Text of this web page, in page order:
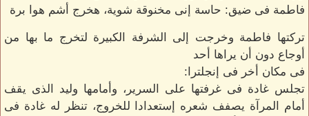
فاطمة فى ضيق: حاسة إنى مخنوقة شوية، هخرج أشم هوا برة
تركتها فاطمة وخرجت إلى الشرفة الكبيرة لتخرج ما بها من
أوجاع دون أن يراها أحد
فى مكان أخر فى إنجلترا:
تجلس غادة فى غرفتها على السرير، وأمامها وليد الذى يقف
أمام المرآة يصفف شعره إستعدادا للخروج، تنظر له غادة فى